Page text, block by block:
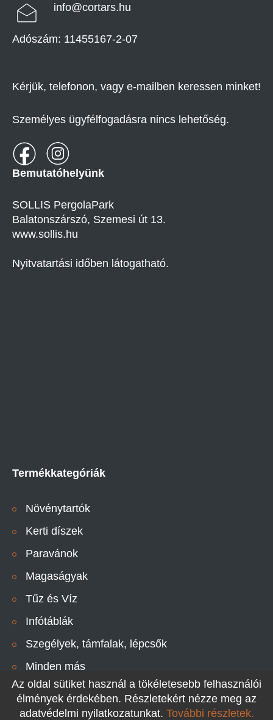
info@cortars.hu
Adószám: 11455167-2-07
Kérjük, telefonon, vagy e-mailben keressen minket!
Személyes ügyfélfogadásra nincs lehetőség.
Bemutatóhelyünk
SOLLIS PergolaPark
Balatonszárszó, Szemesi út 13.
www.sollis.hu
Nyitvatartási időben látogatható.
Termékkategóriák
Növénytartók
Kerti díszek
Paravánok
Magaságyak
Tűz és Víz
Infótáblák
Szegélyek, támfalak, lépcsők
Minden más
Az oldal sütiket használ a tökéletesebb felhasználói
élmények érdekében. Részletekért nézze meg az
adatvédelmi nyilatkozatunkat. További részletek.